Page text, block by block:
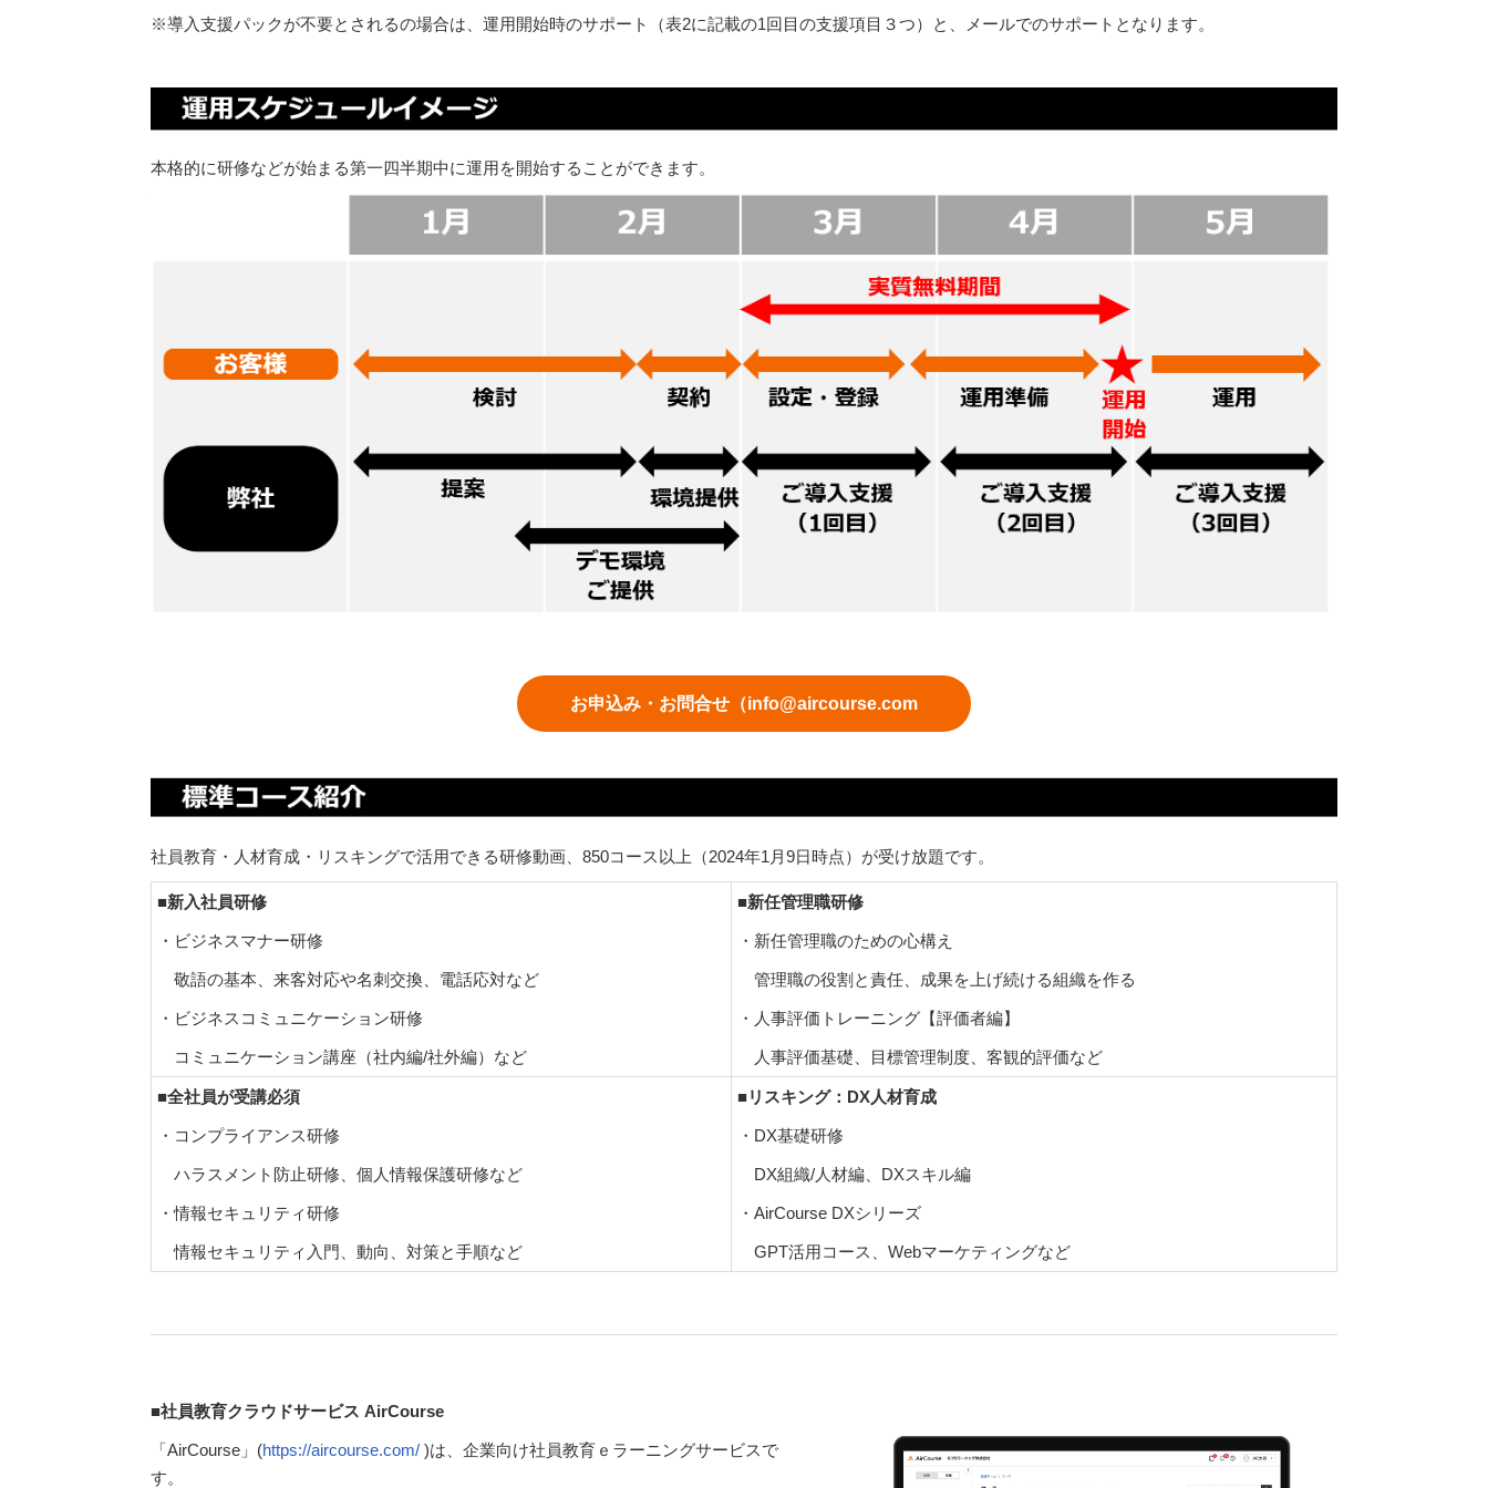
※導入支援パックが不要とされるの場合は、運用開始時のサポート（表2に記載の1回目の支援項目３つ）と、メールでのサポートとなります。
本格的に研修などが始まる第一四半期中に運用を開始することができます。
お申込み・お問合せ（info@aircourse.com
社員教育・人材育成・リスキングで活用できる研修動画、850コース以上（2024年1月9日時点）が受け放題です。
■新入社員研修
・ビジネスマナー研修
敬語の基本、来客対応や名刺交換、電話応対など
・ビジネスコミュニケーション研修
コミュニケーション講座（社内編/社外編）など
■新任管理職研修
・新任管理職のための心構え
管理職の役割と責任、成果を上げ続ける組織を作る
・人事評価トレーニング【評価者編】
人事評価基礎、目標管理制度、客観的評価など
■全社員が受講必須
・コンプライアンス研修
ハラスメント防止研修、個人情報保護研修など
・情報セキュリティ研修
情報セキュリティ入門、動向、対策と手順など
■リスキング：DX人材育成
・DX基礎研修
DX組織/人材編、DXスキル編
・AirCourse DXシリーズ
GPT活用コース、Webマーケティングなど
■社員教育クラウドサービス AirCourse
「AirCourse」(https://aircourse.com/ )は、企業向け社員教育ｅラーニングサービスで
す。